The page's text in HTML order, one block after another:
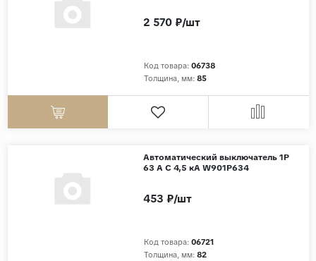
Код товара: 06738
Толщина, мм: 85
2 570 ₽/шт
Автоматический выключатель 1P
63 A C 4,5 кА W901P634
Код товара: 06721
Толщина, мм: 82
453 ₽/шт